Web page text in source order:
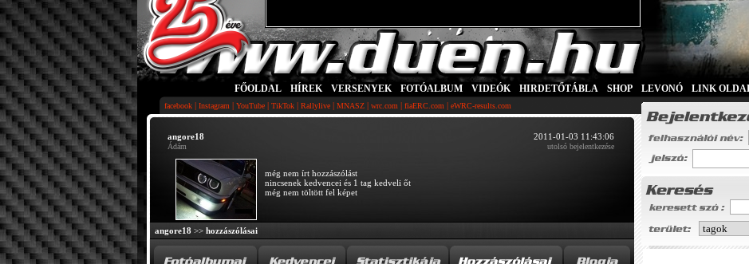
FŐOLDAL HÍREK VERSENYEK FOTÓALBUM VIDEÓK HIRDETŐTÁBLA SHOP LEVONÓ LINK
facebook | Instagram | YouTube | TikTok | Rallylive | MNASZ | wrc.com | fiaERC.com | eWRC-results.com
angore18
Ádám
2011-01-03 11:43:06
utolsó bejelentkezése
még nem írt hozzászólást
nincsenek kedvencei és 1 tag kedveli őt
még nem töltött fel képet
angore18 >> hozzászólásai